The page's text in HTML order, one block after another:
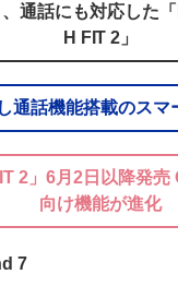
通話にも対応した
H FIT 2」
通話機能搭載のスマ
2」6月2日以降発
向け機能が進化
7